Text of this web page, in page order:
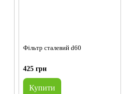
Фільтр сталевий d60
425 грн
Купити